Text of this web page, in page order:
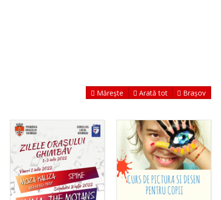
Mărește Arată tot Brașov